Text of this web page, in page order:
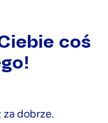
coś
za dobrze.